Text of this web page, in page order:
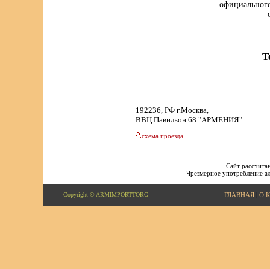
192236, РФ г.Москва,
ВВЦ Павильон 68 "АРМЕНИЯ"
схема проезда
Сайт
Чрезмерное употребление
Copyright © ARMIMPORTTORG ГЛАВНАЯ| О